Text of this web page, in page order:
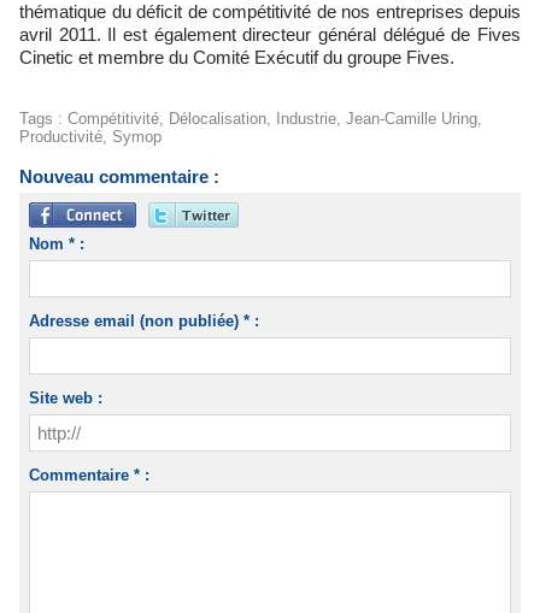
thématique du déficit de compétitivité de nos entreprises depuis
avril 2011. Il est également directeur général délégué de Fives
Cinetic et membre du Comité Exécutif du groupe Fives.
Tags : Compétitivité, Délocalisation, Industrie, Jean-Camille Uring,
Productivité, Symop
Nouveau commentaire :
Nom * :
Adresse email (non publiée) * :
Site web :
Commentaire * :